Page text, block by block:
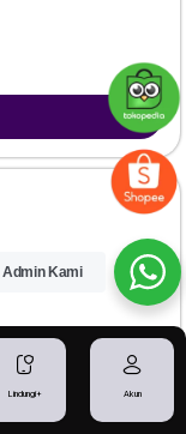
Lindungi+ Akun
Admin Kami